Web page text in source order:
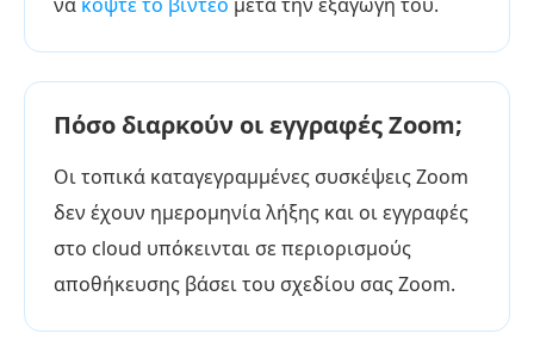
Πόσο διαρκούν οι εγγραφές Zoom;
Οι τοπικά καταγεγραμμένες συσκέψεις Zoom
δεν έχουν ημερομηνία λήξης και οι εγγραφές
στο cloud υπόκεινται σε περιορισμούς
αποθήκευσης βάσει του σχεδίου σας Zoom.